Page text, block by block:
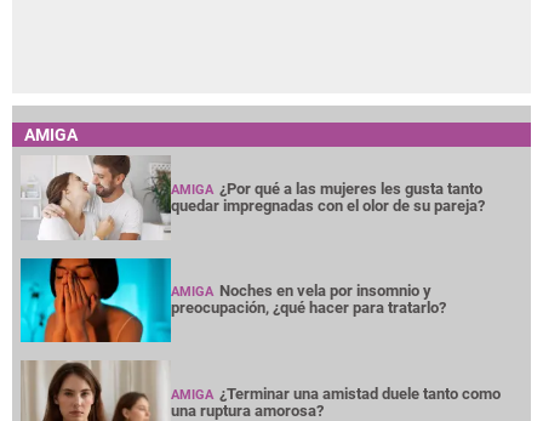
AMIGA
AMIGA ¿Por qué a las mujeres les gusta tanto
quedar impregnadas con el olor de su pareja?
AMIGA Noches en vela por insomnio y
preocupación, ¿qué hacer para tratarlo?
AMIGA ¿Terminar una amistad duele tanto como
una ruptura amorosa?